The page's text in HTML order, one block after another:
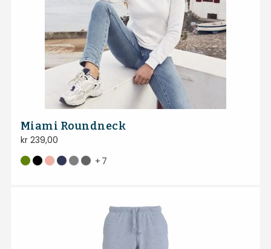
Miami Roundneck
kr239,00
+ 7